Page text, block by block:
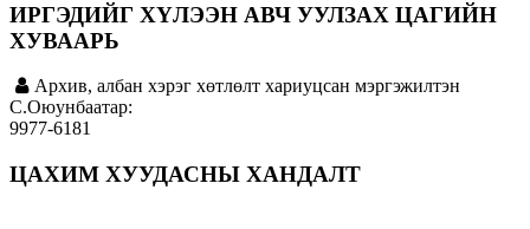
ИРГЭДИЙГ ХҮЛЭЭН АВЧ УУЛЗАХ ЦАГИЙН
ХУВААРЬ
Архив, албан хэрэг хөтлөлт хариуцсан мэргэжилтэн
C.Оюунбаатар:
9977-6181
ЦАХИМ ХУУДАСНЫ ХАНДАЛТ